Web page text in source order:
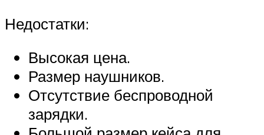
Недостатки:
Высокая цена.
Размер наушников.
Отсутствие беспроводной
зарядки.